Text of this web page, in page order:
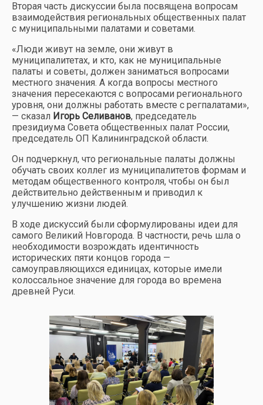
Вторая часть дискуссии была посвящена вопросам
взаимодействия региональных общественных палат
с муниципальными палатами и советами.
«Люди живут на земле, они живут в
муниципалитетах, и кто, как не муниципальные
палаты и советы, должен заниматься вопросами
местного значения. А когда вопросы местного
значения пересекаются с вопросами регионального
уровня, они должны работать вместе с регпалатами»,
— сказал Игорь Селиванов, председатель
президиума Совета общественных палат России,
председатель ОП Калининградской области.
Он подчеркнул, что региональные палаты должны
обучать своих коллег из муниципалитетов формам и
методам общественного контроля, чтобы он был
действительно действенным и приводил к
улучшению жизни людей.
В ходе дискуссий были сформулированы идеи для
самого Великий Новгорода. В частности, речь шла о
необходимости возрождать идентичность
исторических пяти концов города —
самоуправляющихся единицах, которые имели
колоссальное значение для города во времена
древней Руси.